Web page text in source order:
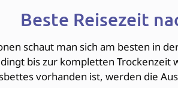
Beste Reisezeit
schaut man sich am besten in
bis zur kompletten
vorhanden ist, werden die